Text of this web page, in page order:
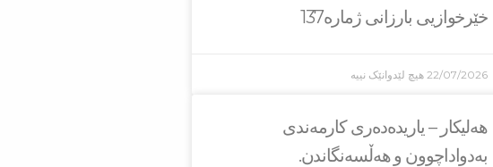
خێرخوازیی بارزانی ژمارە137
22/07/2026 هیچ لێدوانێک نییە
هەلیکار – یاریدەدەری کارمەندی
بەدواداچوون و هەڵسەنگاندن.